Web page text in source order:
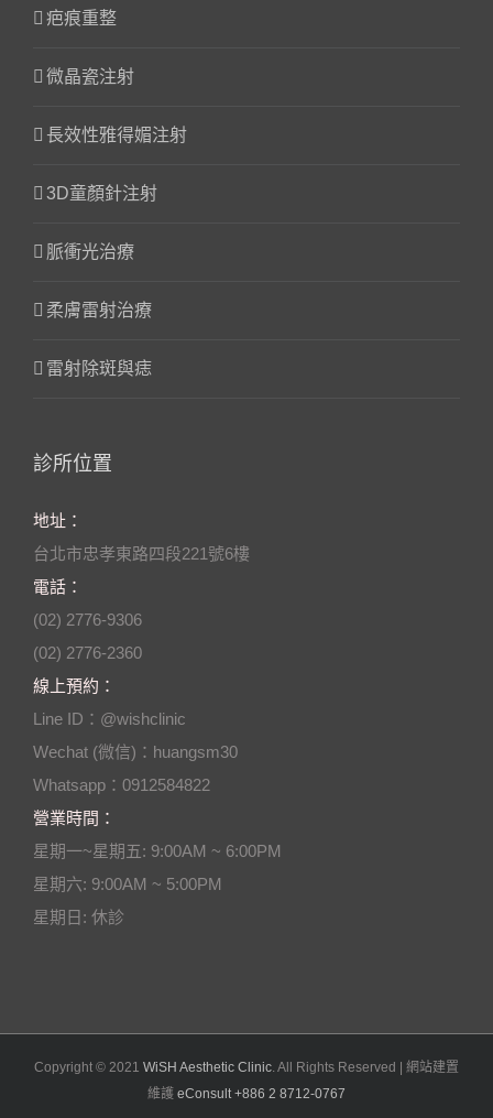
疤痕重整
微晶瓷注射
長效性雅得媚注射
3D童顏針注射
脈衝光治療
柔膚雷射治療
雷射除斑與痣
診所位置
地址：
台北市忠孝東路四段221號6樓
電話：
(02) 2776-9306
(02) 2776-2360
線上預約：
Line ID：@wishclinic
Wechat (微信)：huangsm30
Whatsapp：0912584822
營業時間：
星期一~星期五: 9:00AM ~ 6:00PM
星期六: 9:00AM ~ 5:00PM
星期日: 休診
Copyright © 2021 WiSH Aesthetic Clinic . All Rights Reserved | 網站建置
維護 eConsult +886 2 8712-0767